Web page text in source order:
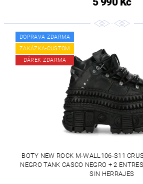
DOPRAVA ZDARMA
ZAKÁZKA-CUSTOM
DÁREK ZDARMA
BOTY NEW ROCK M-WALL106-S11
NEGRO TANK CASCO NEGRO + 2
SIN HERRAJES